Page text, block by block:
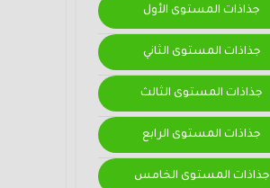
جذاذات المستوى الأول
جذاذات المستوى الثاني
جذاذات المستوى الثالث
جذاذات المستوى الرابع
جذاذات المستوى الخامس